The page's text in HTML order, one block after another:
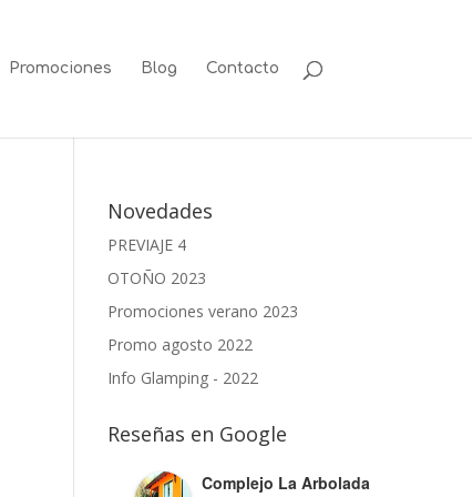
Promociones Blog Contacto
Novedades
PREVIAJE 4
OTOÑO 2023
Promociones verano 2023
Promo agosto 2022
Info Glamping - 2022
Reseñas en Google
Complejo La Arbolada